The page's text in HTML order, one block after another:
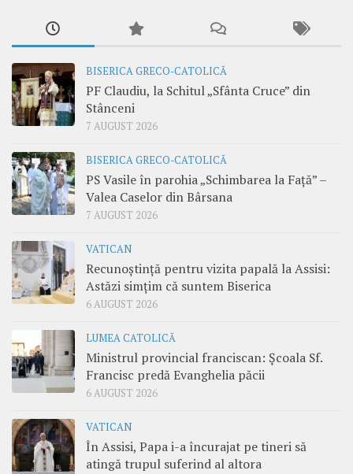
BISERICA GRECO-CATOLICĂ
PF Claudiu, la Schitul „Sfânta Cruce” din
Stânceni
7 AUGUST 2026
BISERICA GRECO-CATOLICĂ
PS Vasile în parohia „Schimbarea la Față” –
Valea Caselor din Bârsana
7 AUGUST 2026
VATICAN
Recunoștință pentru vizita papală la Assisi:
Astăzi simțim că suntem Biserica
6 AUGUST 2026
LUMEA CATOLICĂ
Ministrul provincial franciscan: Școala Sf.
Francisc predă Evanghelia păcii
6 AUGUST 2026
VATICAN
În Assisi, Papa i-a încurajat pe tineri să
atingă trupul suferind al altora